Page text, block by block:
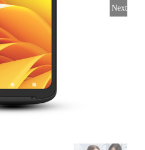
Next